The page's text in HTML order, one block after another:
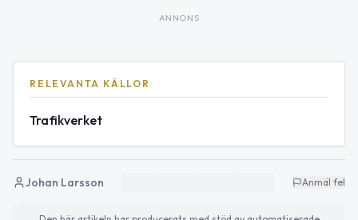
ANNONS
RELEVANTA KÄLLOR
Trafikverket
Johan Larsson Anmäl fel